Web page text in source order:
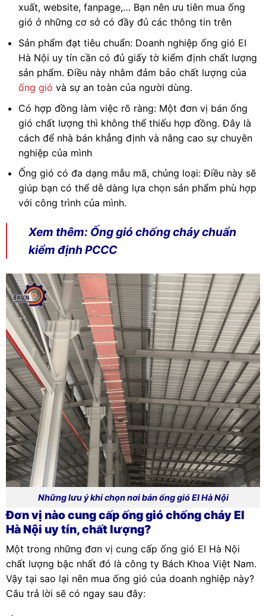
xuất, website, fanpage,… Bạn nên ưu tiên mua ống
gió ở những cơ sở có đầy đủ các thông tin trên
Sản phẩm đạt tiêu chuẩn: Doanh nghiệp ống gió EI
Hà Nội uy tín cần có đủ giấy tờ kiểm định chất lượng
sản phẩm. Điều này nhằm đảm bảo chất lượng của
ống gió và sự an toàn của người dùng.
Có hợp đồng làm việc rõ ràng: Một đơn vị bán ống
gió chất lượng thì không thể thiếu hợp đồng. Đây là
cách để nhà bán khẳng định và nâng cao sự chuyên
nghiệp của mình
Ống gió có đa dạng mẫu mã, chủng loại: Điều này sẽ
giúp bạn có thể dễ dàng lựa chọn sản phẩm phù hợp
với công trình của mình.
Xem thêm: Ống gió chống cháy chuẩn
kiểm định PCCC
Những lưu ý khi chọn nơi bán ống gió EI Hà Nội
Đơn vị nào cung cấp ống gió chống cháy EI
Hà Nội uy tín, chất lượng?
Một trong những đơn vị cung cấp ống gió EI Hà Nội
chất lượng bậc nhất đó là công ty Bách Khoa Việt Nam.
Vậy tại sao lại nên mua ống gió của doanh nghiệp này?
Câu trả lời sẽ có ngay sau đây: